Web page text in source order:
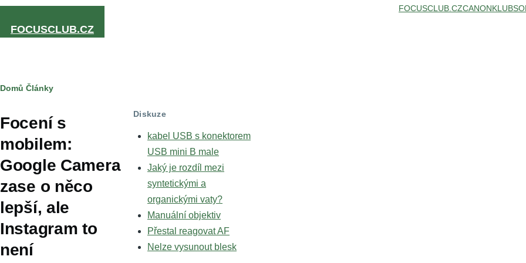
Přejít k hlavnímu obsahu
FOCUSCLUB.CZ
FOCUSCLUB.CZCANONKLUB
Drobečková
navigace
Domů Články
Focení s
mobilem:
Google Camera
zase o něco
lepší, ale
Instagram to
není
Diskuze
kabel USB s konektorem
USB mini B male
Jaký je rozdíl mezi
syntetickými a
organickými vaty?
Manuální objektiv
Přestal reagovat AF
Nelze vysunout blesk